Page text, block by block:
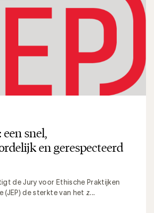
snel,
en gerespecteerd
de Jury voor Ethische Praktijken
(JEP) de sterkte van het z...